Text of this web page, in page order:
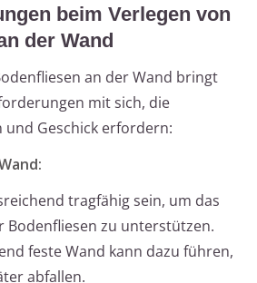
beim Verlegen von
der Wand
an der Wand bringt
mit sich, die
und Geschick erfordern:
tragfähig sein, um das
Bodenfliesen zu unterstützen.
feste Wand kann dazu führen,
abfallen.